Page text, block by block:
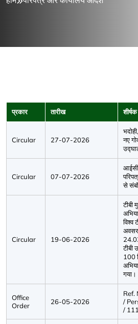
प्रकार तारीख शीर्षक
Circular 27-07-2026
नए
Circular 07-07-2026
से
Circular 19-06-2026
टीबी
विश्व
टीबी
100
गया।
Office
Order
26-05-2026
Ref.
/
/ 111